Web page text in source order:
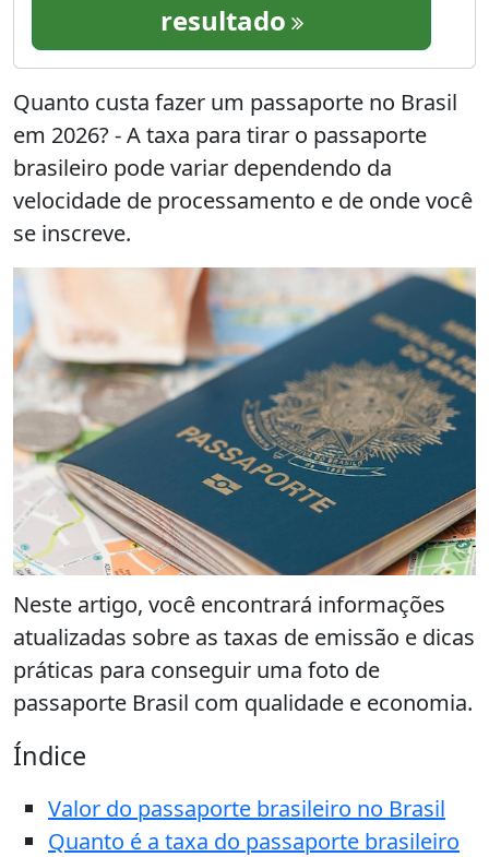
resultado
Quanto custa fazer um passaporte no Brasil
em 2026? - A taxa para tirar o passaporte
brasileiro pode variar dependendo da
velocidade de processamento e de onde você
se inscreve.
Neste artigo, você encontrará informações
atualizadas sobre as taxas de emissão e dicas
práticas para conseguir uma foto de
passaporte Brasil com qualidade e economia.
Índice
Valor do passaporte brasileiro no Brasil
Quanto é a taxa do passaporte brasileiro